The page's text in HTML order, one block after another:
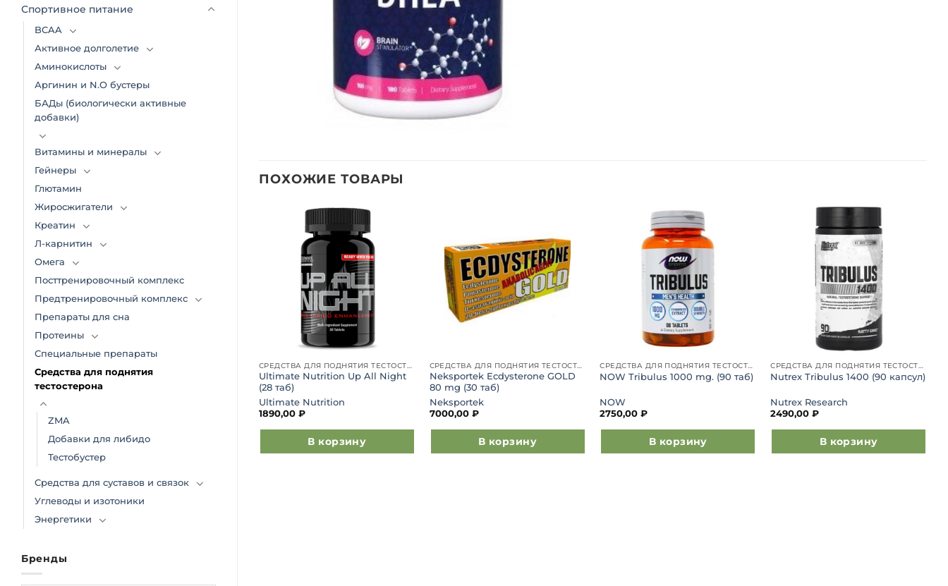
Спортивное питание
BCAA
Активное долголетие
Аминокислоты
Аргинин и N.O бустеры
БАДы (биологически активные
добавки)
Витамины и минералы
Гейнеры
Глютамин
Жиросжигатели
Креатин
Л-карнитин
Омега
Посттренировочный комплекс
Предтренировочный комплекс
Препараты для сна
Протеины
Специальные препараты
Средства для поднятия
тестостерона
ZMA
Добавки для либидо
Тестобустер
Средства для суставов и связок
Углеводы и изотоники
Энергетики
Бренды
ПОХОЖИЕ ТОВАРЫ
Добавить
в список
желаний
СРЕДСТВА ДЛЯ ПОДНЯТИЯ ТЕСТОСТЕРОНА
Ultimate Nutrition Up All Night
(28 таб)
Ultimate Nutrition
1890,00 ₽
В корзину
Добавить
в список
желаний
СРЕДСТВА ДЛЯ ПОДНЯТИЯ ТЕСТОСТЕРОНА
Neksportek Ecdysterone GOLD
80 mg (30 таб)
Neksportek
7000,00 ₽
В корзину
Добавить
в список
СРЕДСТВА ДЛЯ ПОДНЯТИЯ ТЕСТОСТЕРОНА
NOW Tribulus 1000 mg. (90 таб)
NOW
2750,00₽
В корзину
Добавить
в список
желаний
СРЕДСТВА ДЛЯ ПОДНЯТИЯ ТЕСТОСТЕРОНА
Nutrex Tribulus 1400 (90 капсул)
Nutrex Research
2490,00₽
В корзину
в список
желаний
(100 капс)
Infinite Labs Pro Tribulus (90
капс)
В корзину